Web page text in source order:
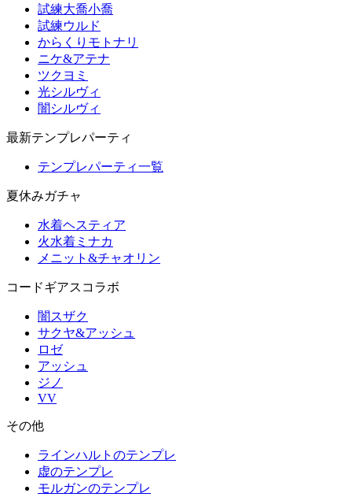
試練大喬小喬
試練ウルド
からくりモトナリ
ニケ&アテナ
ツクヨミ
光シルヴィ
闇シルヴィ
最新テンプレパーティ
テンプレパーティ一覧
夏休みガチャ
水着ヘスティア
火水着ミナカ
メニット&チャオリン
コードギアスコラボ
闇スザク
サクヤ&アッシュ
ロゼ
アッシュ
ジノ
VV
その他
ラインハルトのテンプレ
虚のテンプレ
モルガンのテンプレ